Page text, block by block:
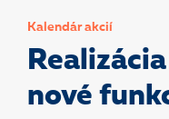
Kalendár akcií
nové